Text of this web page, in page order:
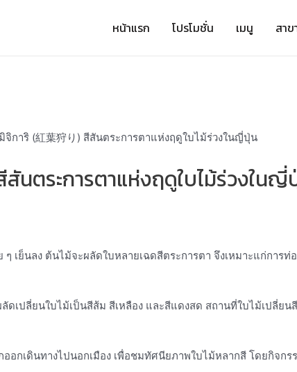
หน้าแรก โปรโมชั่น เมนู สาข
นตระการตาแห่งฤดูใบไม้ร่วงในญี่
เย็นลง ต้นไม้จะผลัดใบหลายเฉดสีตระการตา จึงเหมาะแก่การท่อ
ดเปลี่ยนใบไม้เป็นสีส้ม สีเหลือง และสีแดงสด สถานที่ใบไม้เปลี่ย
กเดินทางไปนอกเมือง เพื่อชมทัศนียภาพใบไม้หลากสี โดยกิจกร